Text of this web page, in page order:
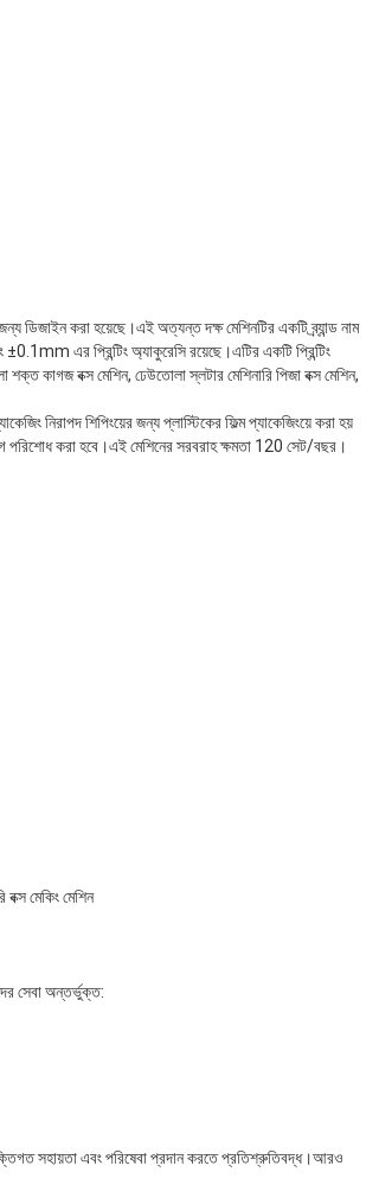
ডিজাইন করা হয়েছে।এই অত্যন্ত দক্ষ মেশিনটির একটি ব্র্যান্ড নাম
এর প্রিন্টিং অ্যাকুরেসি রয়েছে।এটির একটি প্রিন্টিং
বক্স মেশিন, ঢেউতোলা স্লটার মেশিনারি পিজা বক্স মেশিন,
নিরাপদ শিপিংয়ের জন্য প্লাস্টিকের ফিল্ম প্যাকেজিংয়ে করা হয়
পরিশোধ করা হবে।এই মেশিনের সরবরাহ ক্ষমতা 120 সেট/বছর।
মেকিং মেশিন
সেবা অন্তর্ভুক্ত:
সহায়তা এবং পরিষেবা প্রদান করতে প্রতিশ্রুতিবদ্ধ।আরও